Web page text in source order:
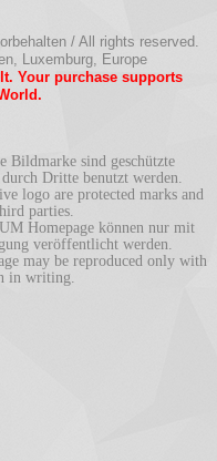
/ All rights reserved.
Luxemburg, Europe
Your purchase supports
Bildmarke sind geschützte
Dritte benutzt werden.
logo are protected marks and
parties.
Homepage können nur mit
veröffentlicht werden.
may be reproduced only with
in writing.